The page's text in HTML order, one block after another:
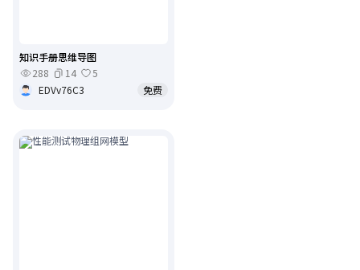
知识手册思维导图
288
14
5
EDVv76C3
免费